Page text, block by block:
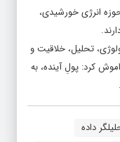
انرژی خورشیدی،
تحلیل، خلاقیت و
کرد: پولِ آینده، به
داده